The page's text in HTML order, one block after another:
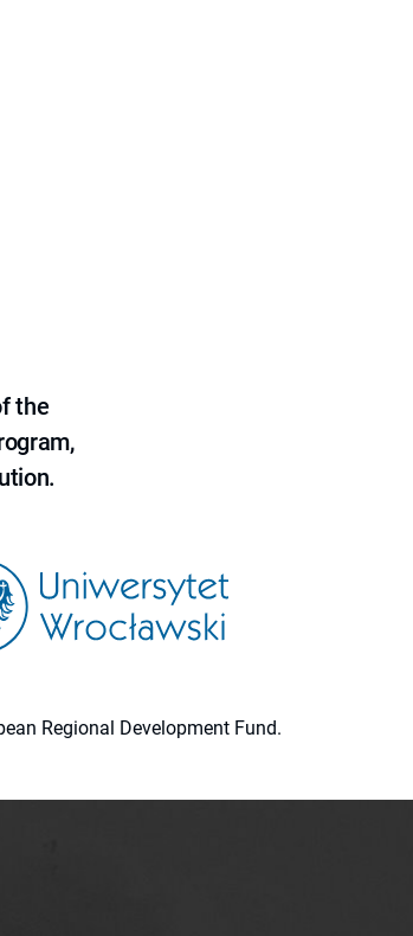
the
Regional Development Fund.